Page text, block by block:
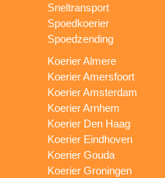
Sneltransport
Spoedkoerier
Spoedzending
Koerier Almere
Koerier Amersfoort
Koerier Amsterdam
Koerier Arnhem
Koerier Den Haag
Koerier Eindhoven
Koerier Gouda
Koerier Groningen